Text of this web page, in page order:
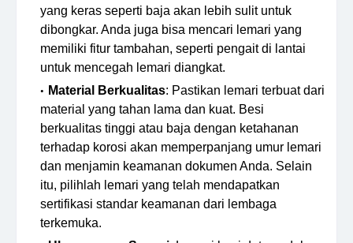
yang keras seperti baja akan lebih sulit untuk
dibongkar. Anda juga bisa mencari lemari yang
memiliki fitur tambahan, seperti pengait di lantai
untuk mencegah lemari diangkat.
Material Berkualitas: Pastikan lemari terbuat dari
material yang tahan lama dan kuat. Besi
berkualitas tinggi atau baja dengan ketahanan
terhadap korosi akan memperpanjang umur lemari
dan menjamin keamanan dokumen Anda. Selain
itu, pilihlah lemari yang telah mendapatkan
sertifikasi standar keamanan dari lembaga
terkemuka.